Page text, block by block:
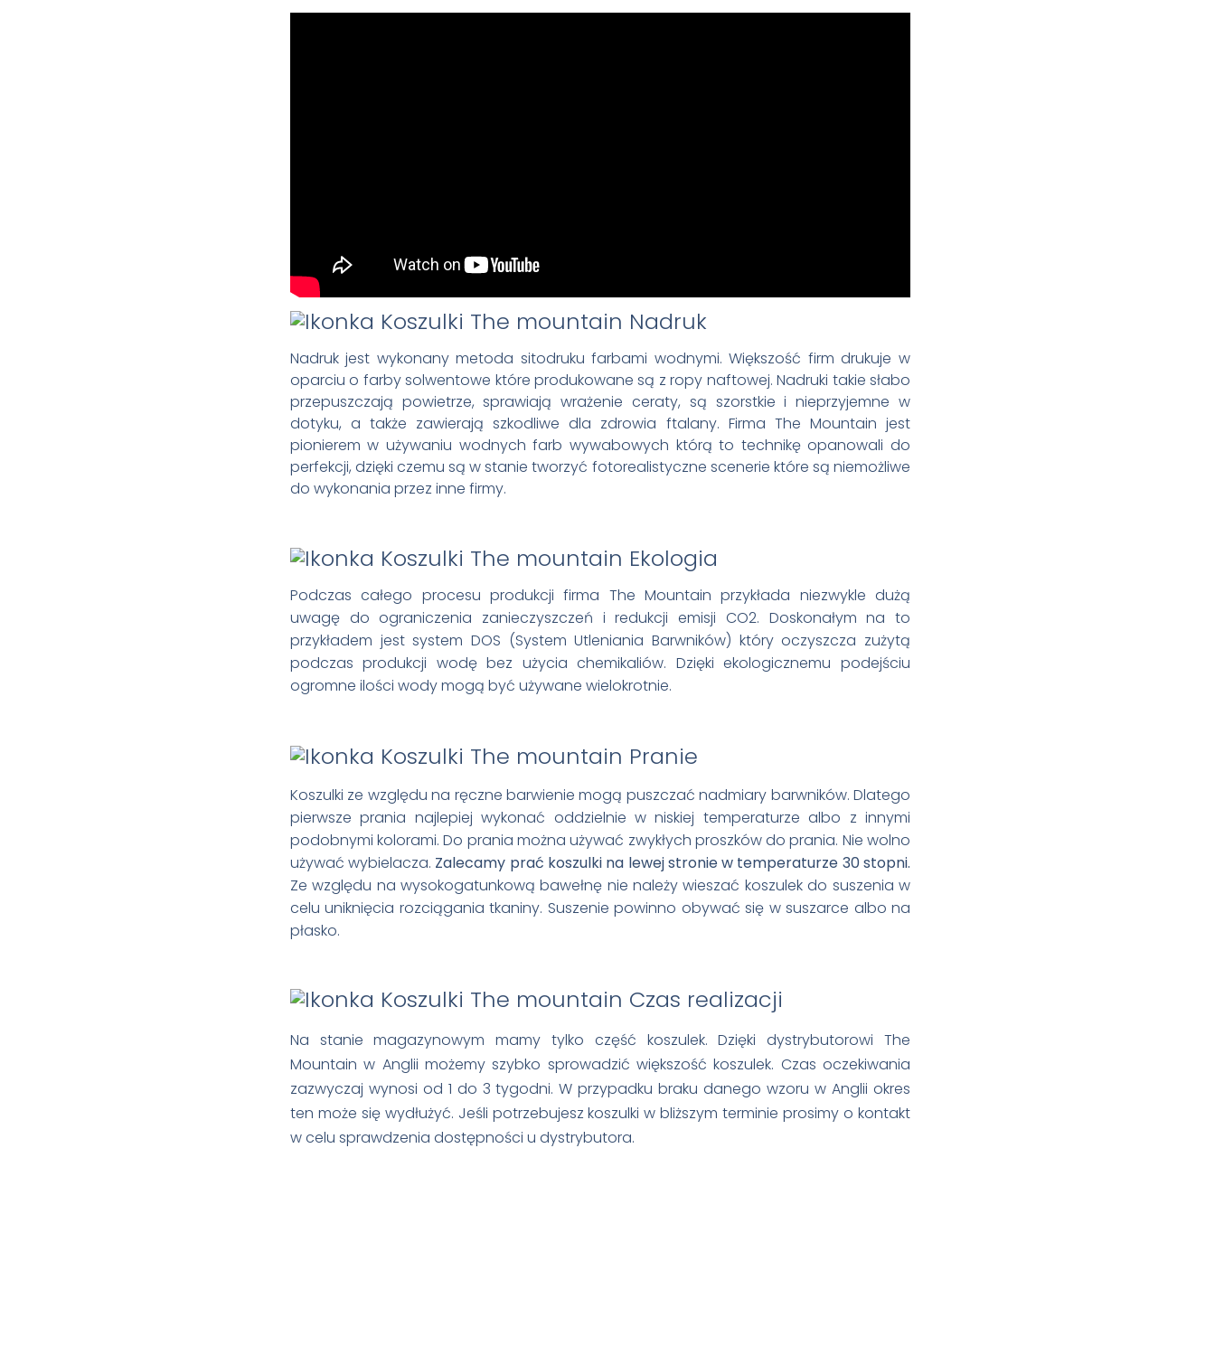
Nadruk
Nadruk jest wykonany metoda sitodruku farbami wodnymi. Większość firm drukuje w
oparciu o farby solwentowe które produkowane są z ropy naftowej. Nadruki takie słabo
przepuszczają powietrze, sprawiają wrażenie ceraty, są szorstkie i nieprzyjemne w
dotyku, a także zawierają szkodliwe dla zdrowia ftalany. Firma The Mountain jest
pionierem w używaniu wodnych farb wywabowych którą to technikę opanowali do
perfekcji, dzięki czemu są w stanie tworzyć fotorealistyczne scenerie które są niemożliwe
do wykonania przez inne firmy.
Ekologia
Podczas całego procesu produkcji firma The Mountain przykłada niezwykle dużą
uwagę do ograniczenia zanieczyszczeń i redukcji emisji CO2. Doskonałym na to
przykładem jest system DOS (System Utleniania Barwników) który oczyszcza zużytą
podczas produkcji wodę bez użycia chemikaliów. Dzięki ekologicznemu podejściu
ogromne ilości wody mogą być używane wielokrotnie.
Pranie
Koszulki ze względu na ręczne barwienie mogą puszczać nadmiary barwników. Dlatego
pierwsze prania najlepiej wykonać oddzielnie w niskiej temperaturze albo z innymi
podobnymi kolorami. Do prania można używać zwykłych proszków do prania. Nie wolno
używać wybielacza. Zalecamy prać koszulki na lewej stronie w temperaturze 30 stopni.
Ze względu na wysokogatunkową bawełnę nie należy wieszać koszulek do suszenia w
celu uniknięcia rozciągania tkaniny. Suszenie powinno obywać się w suszarce albo na
płasko.
Czas realizacji
Na stanie magazynowym mamy tylko część koszulek. Dzięki dystrybutorowi The
Mountain w Anglii możemy szybko sprowadzić większość koszulek. Czas oczekiwania
zazwyczaj wynosi od 1 do 3 tygodni. W przypadku braku danego wzoru w Anglii okres
ten może się wydłużyć. Jeśli potrzebujesz koszulki w bliższym terminie prosimy o kontakt
w celu sprawdzenia dostępności u dystrybutora.